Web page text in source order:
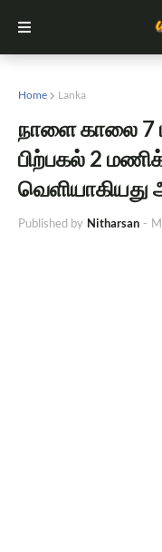
Home Lanka
நாளை காலை 7
பிற்பகல் 2
வெளியாகியது
Published by Nitharsan -